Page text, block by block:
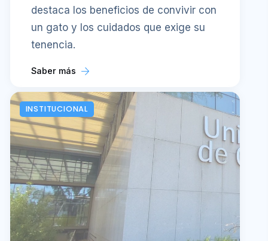
destaca los beneficios de convivir con
un gato y los cuidados que exige su
tenencia.
Saber más
INSTITUCIONAL